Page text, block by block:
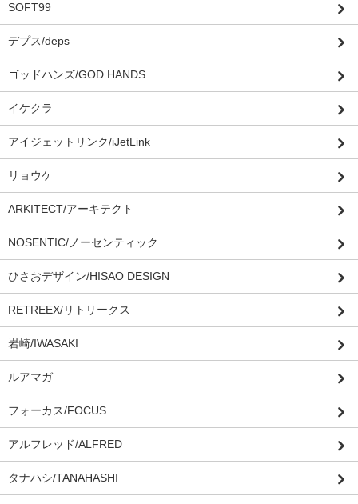
SOFT99
デプス/deps
ゴッドハンズ/GOD HANDS
イケクラ
アイジェットリンク/iJetLink
リョウケ
ARKITECT/アーキテクト
NOSENTIC/ノーセンティック
ひさおデザイン/HISAO DESIGN
RETREEX/リトリークス
岩崎/IWASAKI
ルアマガ
フォーカス/FOCUS
アルフレッド/ALFRED
タナハシ/TANAHASHI